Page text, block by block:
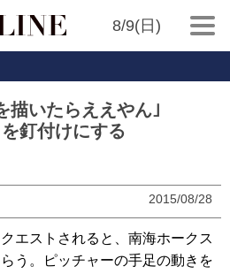
8/9(日)
描いたらええやん｣
釘付けにする
2015/08/28
エストされると、南海ホークス
う。ピッチャーの手足の動きを